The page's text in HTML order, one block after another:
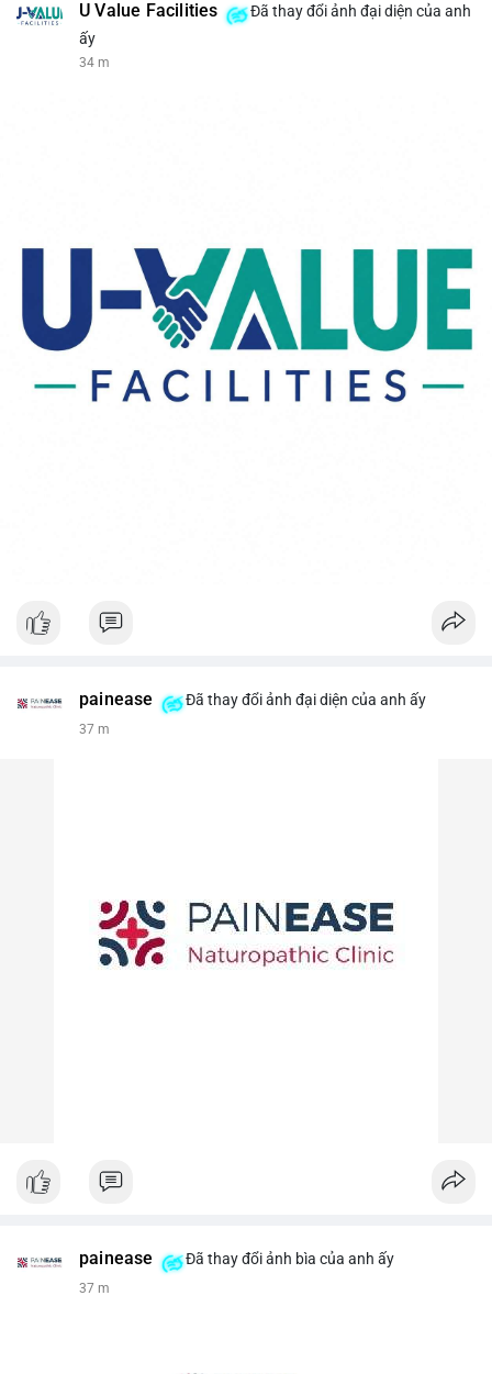
U Value Facilities
Đã thay đổi ảnh đại diện của anh
ấy
34 m
painease Đã thay đổi ảnh đại diện của anh ấy
37 m
painease Đã thay đổi ảnh bìa của anh ấy
37 m